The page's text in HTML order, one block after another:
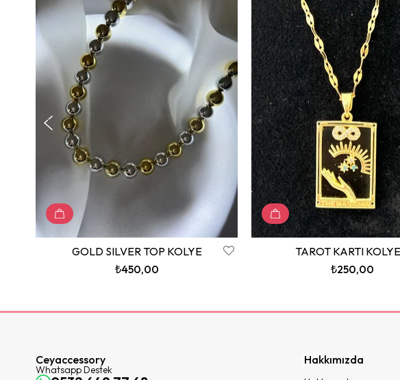
GOLD SILVER TOP KOLYE
₺450,00
TAROT KARTI
₺250,00
Ceyaccessory
Whatsapp Destek
Hakkımızda